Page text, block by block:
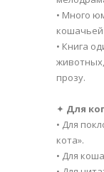
• Много
кошачьей
• Книга
прозу.
✦ Для
• Для
кота».
• Для